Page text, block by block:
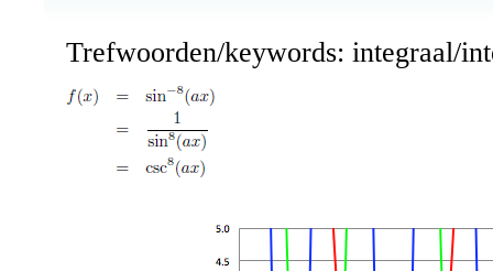
Trefwoorden/keywords: integraal/